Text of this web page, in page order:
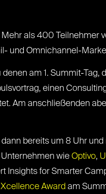
als 400 Teilnehmer
und Omnichannel-
am 1. Summit-Tag,
einen
Am anschließenden
bereits um 8 Uhr
wie Optivo,
Insights for Smarter
Award am